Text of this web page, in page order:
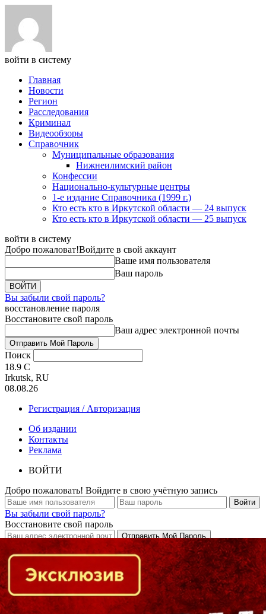
войти в систему
Главная
Новости
Регион
Расследования
Криминал
Видеообзоры
Справочник
Муниципальные образования
Нижнеилимский район
Конфессии
Национально-культурные центры
1-е издание Справочника (1999 г.)
Кто есть кто в Иркутской области — 24 выпуск
Кто есть кто в Иркутской области — 25 выпуск
войти в систему
Добро пожаловат!Войдите в свой аккаунт
Ваше имя пользователя
Ваш пароль
Вы забыли свой пароль?
восстановление пароля
Восстановите свой пароль
Ваш адрес электронной почты
Поиск
18.9 C
Irkutsk, RU
08.08.26
Регистрация / Авторизация
Об издании
Контакты
Реклама
ВОЙТИ
Добро пожаловать! Войдите в свою учётную запись
Вы забыли свой пароль?
Восстановите свой пароль
Кто есть кто в Байкальском регионе